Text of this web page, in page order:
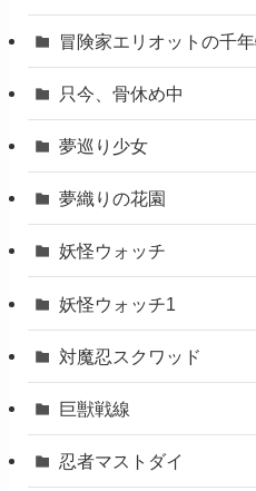
冒険家エリオットの千
只今、骨休め中
夢巡り少女
夢織りの花園
妖怪ウォッチ
妖怪ウォッチ1
対魔忍スクワッド
巨獣戦線
忍者マストダイ